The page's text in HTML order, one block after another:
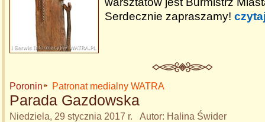
Serdecznie zapraszamy!
Poronin Patronat medialny WATRA
Parada Gazdowska
Niedziela, 29 stycznia 2017 r. Autor: Halina Świder